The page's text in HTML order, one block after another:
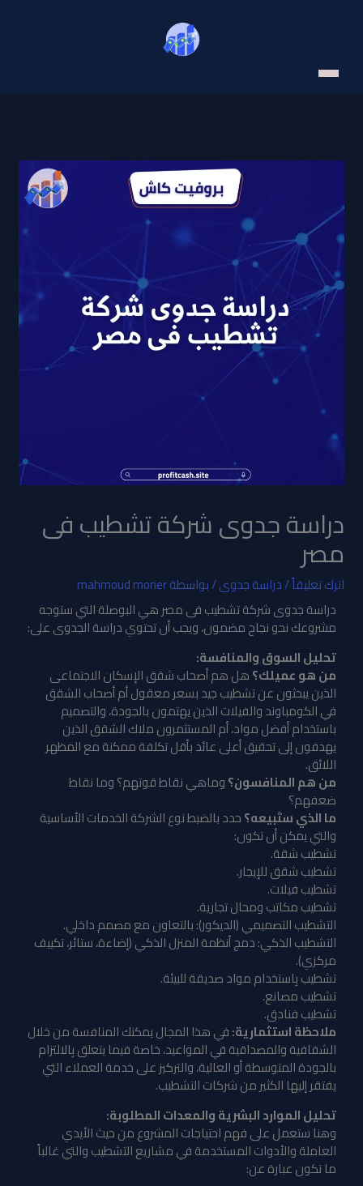
دراسة جدوى شركة تشطيب فى
مصر
اترك تعليقاً/دراسة جدوى/ بواسطةmahmoud moner
دراسة جدوى شركة تشطيب فى مصر هي البوصلة التي ستوجه
مشروعك نحو نجاح مضمون، ويجب أن تحتوي دراسة الجدوى على:
تحليل السوق والمنافسة:
من هو عميلك؟هل هم أصحاب شقق الإسكان الاجتماعى
الذين يبحثون عن تشطيب جيد بسعر معقول أم أصحاب الشقق
في الكومباوند والفيلات الذين يهتمون بالجودة، والتصميم
باستخدام أفضل مواد، أم المستثمرون ملاك الشقق الذين
يهدفون إلى تحقيق أعلى عائد بأقل تكلفة ممكنة مع المظهر
اللائق.
من هم المنافسون؟وماهي نقاط قوتهم؟ وما نقاط
ضعفهم؟
ما الذي ستَبيعه؟حدد بالضبط نوع الشركة الخدمات الأساسية
والتي يمكن أن تكون:
تشطيب شقة.
تشطيب شقق للإيجار.
تشطيب فيلات.
تشطيب مكاتب ومحال تجارية.
التشطيب التصميمي (الديكور): بالتعاون مع مصمم داخلي.
التشطيب الذكي: دمج أنظمة المنزل الذكي (إضاءة، ستائر، تكييف
مركزي).
تشطيب بِاستخدام مواد صديقة للبيئة.
تشطيب مصانع.
تشطيب فنادق.
ملاحظة استثمارية:في هذا المجال يمكنك المنافسة من خلال
الشفافية والمصداقية في المواعيد، خاصة فيما يتعلق بِالالتزام
بالجودة المتوسطة أو العالية، والتركيز على خدمة العملاء التي
يفتقر إليها الكثير من شركات التشطيب.
تحليل الموارد البشرية والمعدات المطلوبة:
وهنا ستعمل على فهم احتياجات المشروع من حيث الأيدي
العاملة والأدوات المستخدمة في مشاريع التشطيب والتي غالباً
ما تكون عبارة عن: